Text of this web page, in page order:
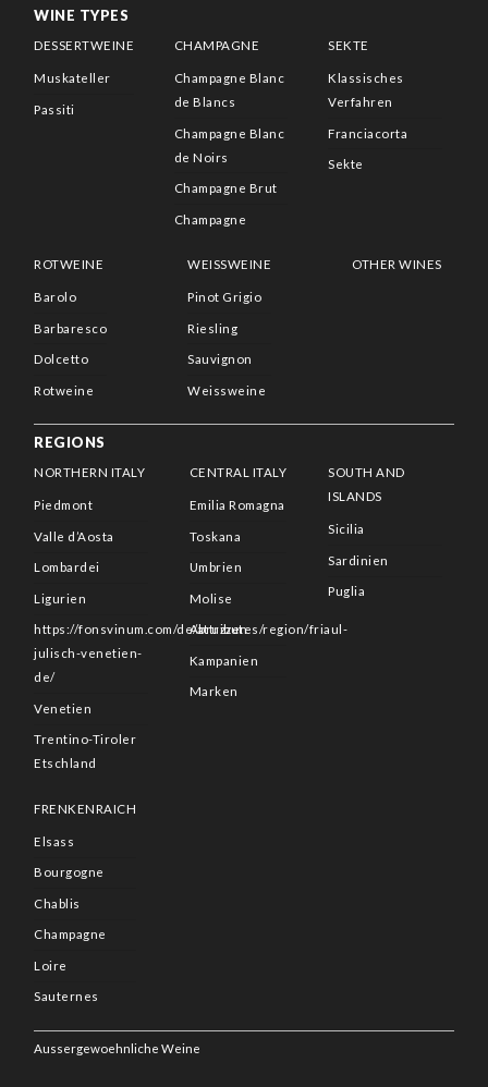
WINE TYPES
DESSERTWEINE
Muskateller
Passiti
CHAMPAGNE
Champagne Blanc
de Blancs
Champagne Blanc
de Noirs
Champagne Brut
Champagne
SEKTE
Klassisches
Verfahren
Franciacorta
Sekte
ROTWEINE
Barolo
Barbaresco
Dolcetto
Rotweine
WEISSWEINE
Pinot Grigio
Riesling
Sauvignon
Weissweine
OTHER WINES
REGIONS
NORTHERN ITALY
Piedmont
Valle d’Aosta
Lombardei
Ligurien
https://fonsvinum.com/de/attributes/region/friaul-
julisch-venetien-
de/
Venetien
Trentino-Tiroler
Etschland
CENTRAL ITALY
Emilia Romagna
Toskana
Umbrien
Molise
Abruzzen
Kampanien
Marken
SOUTH AND
ISLANDS
Sicilia
Sardinien
Puglia
FRENKENRAICH
Elsass
Bourgogne
Chablis
Champagne
Loire
Sauternes
Aussergewoehnliche Weine